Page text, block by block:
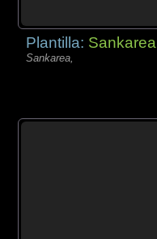
Plantilla: Sankarea
Sankarea,